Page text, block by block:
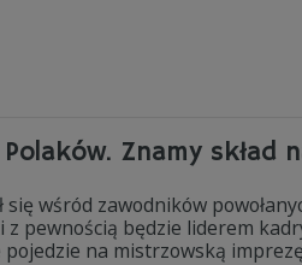
Znamy skład
się wśród zawodników
pewnością będzie liderem
na mistrzowską